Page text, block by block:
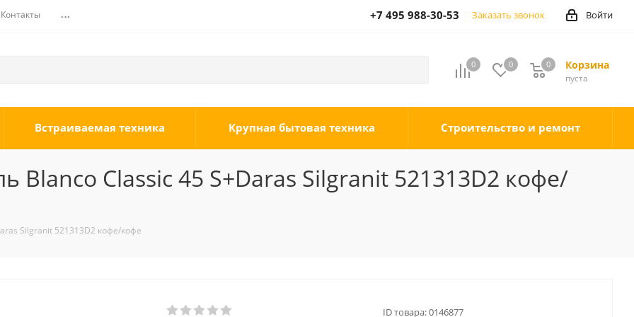
Контакты ... Войти
+7 495 988-30-53 Заказать звонок
0 0 Корзина
0
пуста
0
Встраиваемая техника Крупная бытовая техника Строительство и ремонт
Blanco Classic 45 S+Daras Silgranit 521313D2 кофе/
Silgranit 521313D2 кофе/кофе
ID товара:0146877